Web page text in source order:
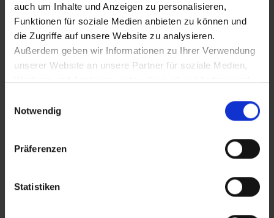
auch um Inhalte und Anzeigen zu personalisieren,
Funktionen für soziale Medien anbieten zu können und
die Zugriffe auf unsere Website zu analysieren.
Außerdem geben wir Informationen zu Ihrer Verwendung
unserer Website an unsere Partner für soziale Medien,
Werbung und Analysen weiter, die auch in Ländern sind,
gegeben ist, und in denen Sie Ihre Rechte uU nicht
effektiv durchsetzen können. Unsere Partner führen
diese Informationen möglicherweise mit weiteren Daten
zusammen, die Sie ihnen bereitgestellt haben oder die
haben.
Notwendig
Präferenzen
Statistiken
Gründung des Zisterzienserklosters
Lilienfeld durch Herzog Leopold VI.
Theodoras, Enkelin des byzantinischen